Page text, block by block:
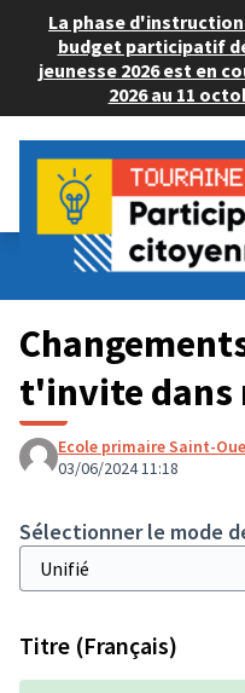
La phase
budget participatif
jeunesse 2026 est en
2026 au 11
Budget Participatif
💡 Consulter les projets
t'invite dans
Ecole primaire Saint-
03/06/2024 11:18
Sélectionner le mode
Titre (Français)